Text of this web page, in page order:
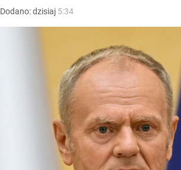
Dodano:dzisiaj 5:34